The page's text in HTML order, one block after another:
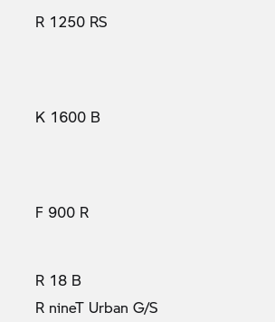
R 1250 RS
K 1600 B
F 900 R
R 18 B
R nineT Urban G/S